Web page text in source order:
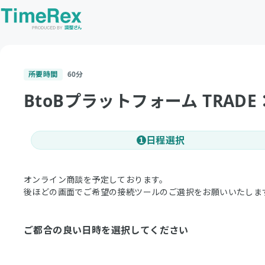
所要時間 60分
BtoBプラットフォーム
1 日程選択
オンライン商談を予定しております。
後ほどの画面でご希望の接続ツールのご選択をお願いいたしま
ご都合の良い日時を選択してください